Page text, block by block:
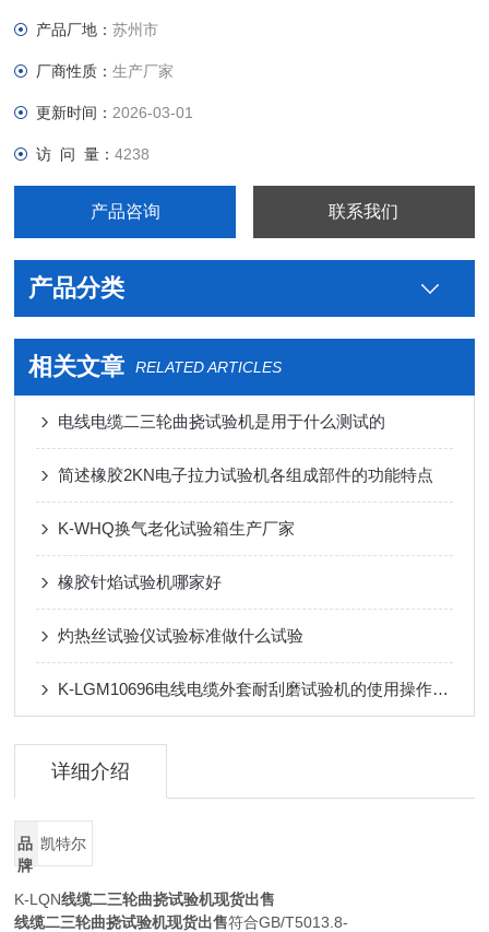
GB/5013.8-2008新标准。电线电缆曲挠试
产品厂地：苏州市
厂商性质：生产厂家
更新时间： 2026-03-01
访 问 量：4238
产品咨询 联系我们
产品分类
相关文章 RELATED ARTICLES
电线电缆二三轮曲挠试验机是用于什么测试的
简述橡胶2KN电子拉力试验机各组成部件的功能特点
K-WHQ换气老化试验箱生产厂家
橡胶针焰试验机哪家好
灼热丝试验仪试验标准做什么试验
K-LGM10696电线电缆外套耐刮磨试验机的使用操作规程
详细介绍
品
牌
凯特尔
K-LQN线缆二三轮曲挠试验机现货出售
线缆二三轮曲挠试验机现货出售符合GB/T5013.8-